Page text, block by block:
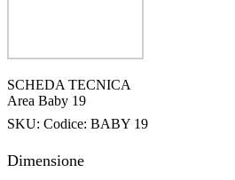
SCHEDA TECNICA
Area Baby 19
SKU: Codice: BABY 19
Dimensione